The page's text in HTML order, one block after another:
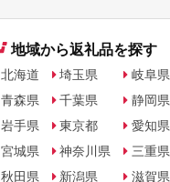
地域から返礼品を探す
北海道
青森県
岩手県
宮城県
秋田県
埼玉県
千葉県
東京都
神奈川県
新潟県
岐阜県
静岡県
愛知県
三重県
滋賀県